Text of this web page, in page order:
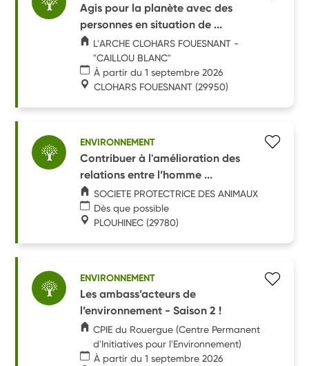
Agis pour la planète avec des
personnes en situation de ...
L'ARCHE CLOHARS FOUESNANT -
"CAILLOU BLANC"
À partir du 1 septembre 2026
CLOHARS FOUESNANT (29950)
ENVIRONNEMENT
Contribuer à l'amélioration des
relations entre l’homme ...
SOCIETE PROTECTRICE DES ANIMAUX
Dès que possible
PLOUHINEC (29780)
ENVIRONNEMENT
Les ambass’acteurs de
l’environnement - Saison 2 !
CPIE du Rouergue (Centre Permanent
d'Initiatives pour l'Environnement)
À partir du 1 septembre 2026